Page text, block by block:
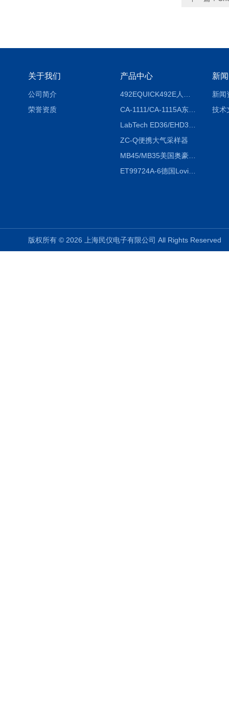
关于我们
公司简介
荣誉资质
产品中心
CA-1111/CA-1115A东京理化EYELA CA-1111/CA-1115A冷却水循环装置
ZC-Q便携大气采样器
MB45/MB35美国奥豪斯OHAUS MB45/MB35卤素红外水分测定仪
ET99724A-6德国Lovibond ET99724A-6微电脑BOD测定仪
新
新闻
技术
版权所有 © 2026 上海民仪电子有限公司 All Rights